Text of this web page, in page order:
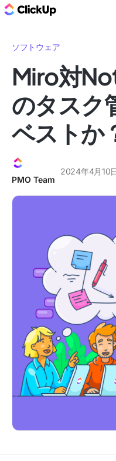
ソフトウェア
Miro対
のタスク
ベストか
PMO Team
2024年4月10